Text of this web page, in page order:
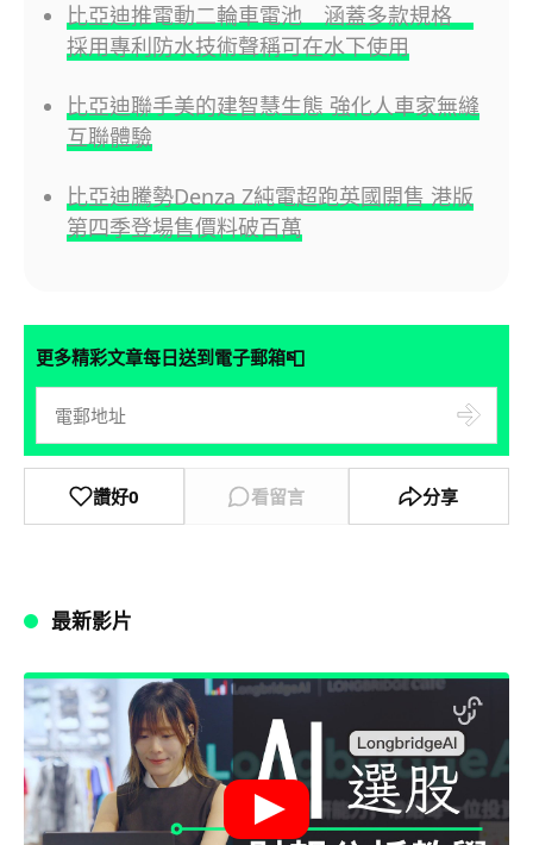
比亞迪推電動二輪車電池 涵蓋多款規格
採用專利防水技術聲稱可在水下使用
比亞迪聯手美的建智慧生態 強化人車家無縫
互聯體驗
比亞迪騰勢Denza Z純電超跑英國開售 港版
第四季登場售價料破百萬
更多精彩文章每日送到電子郵箱📮
讚好0 看留言 分享
最新影片